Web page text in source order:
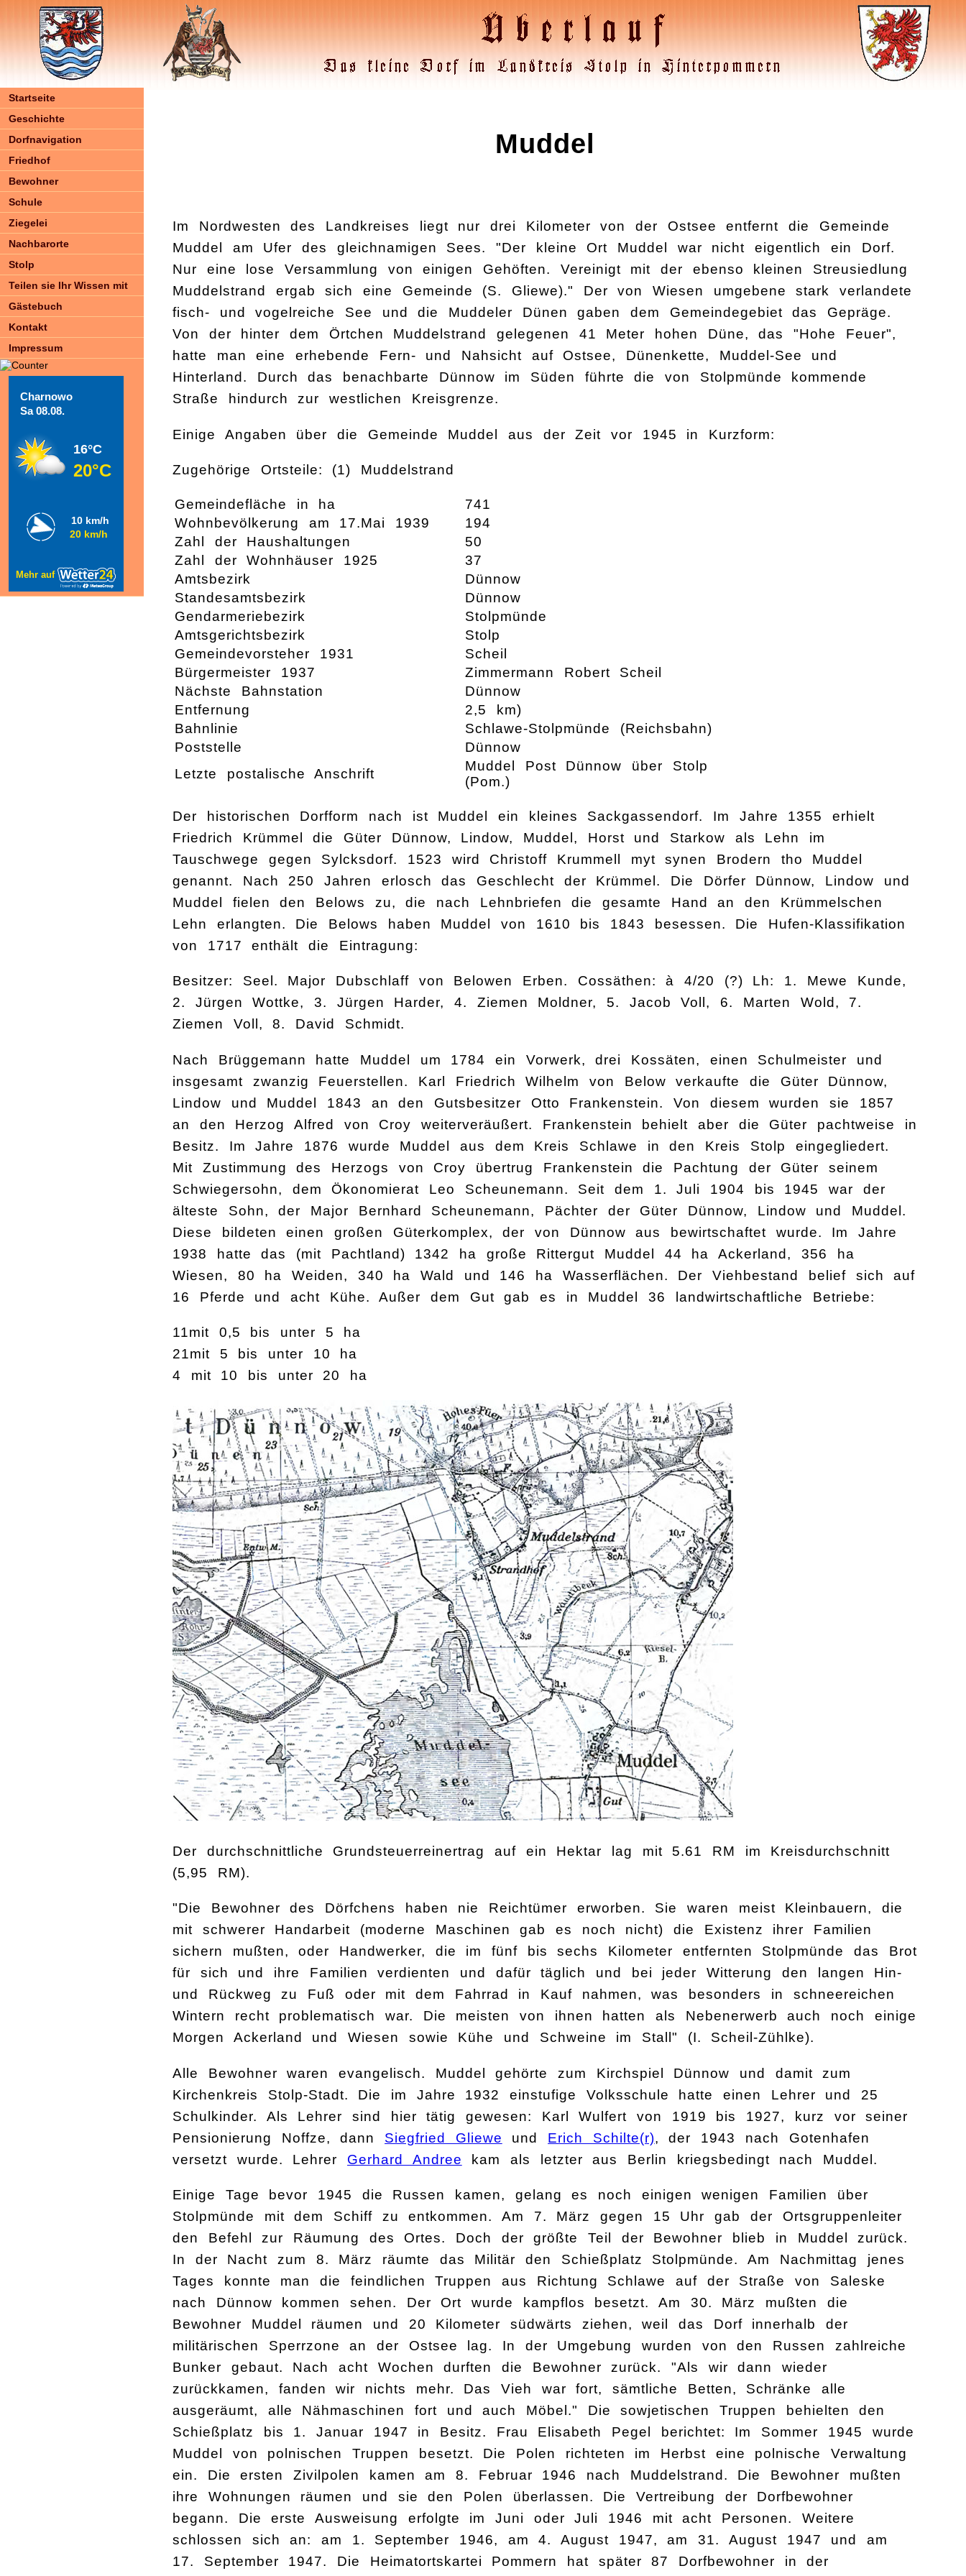
Startseite
Geschichte
Dorfnavigation
Friedhof
Bewohner
Schule
Ziegelei
Nachbarorte
Stolp
Teilen sie Ihr Wissen mit
Gästebuch
Kontakt
Impressum
Charnowo
Sa 08.08.
16°C
20°C
Mehr auf
10 km/h
20 km/h
Muddel
Im Nordwesten des Landkreises liegt nur drei Kilometer von der Ostsee entfernt die Gemeinde
Muddel am Ufer des gleichnamigen Sees. "Der kleine Ort Muddel war nicht eigentlich ein Dorf.
Nur eine lose Versammlung von einigen Gehöften. Vereinigt mit der ebenso kleinen Streusiedlung
Muddelstrand ergab sich eine Gemeinde (S. Gliewe)." Der von Wiesen umgebene stark verlandete
fisch- und vogelreiche See und die Muddeler Dünen gaben dem Gemeindegebiet das Gepräge.
Von der hinter dem Örtchen Muddelstrand gelegenen 41 Meter hohen Düne, das "Hohe Feuer",
hatte man eine erhebende Fern- und Nahsicht auf Ostsee, Dünenkette, Muddel-See und
Hinterland. Durch das benachbarte Dünnow im Süden führte die von Stolpmünde kommende
Straße hindurch zur westlichen Kreisgrenze.
Einige Angaben über die Gemeinde Muddel aus der Zeit vor 1945 in Kurzform:
Zugehörige Ortsteile: (1) Muddelstrand
Gemeindefläche in ha
741
Wohnbevölkerung am 17.Mai 1939
194
Zahl der Haushaltungen
50
Zahl der Wohnhäuser 1925
37
Amtsbezirk
Dünnow
Standesamtsbezirk
Dünnow
Gendarmeriebezirk
Stolpmünde
Amtsgerichtsbezirk
Stolp
Gemeindevorsteher 1931
Scheil
Bürgermeister 1937
Zimmermann Robert Scheil
Nächste Bahnstation
Dünnow
Entfernung
2,5 km)
Bahnlinie
Schlawe-Stolpmünde (Reichsbahn)
Poststelle
Dünnow
Letzte postalische Anschrift
Muddel Post Dünnow über Stolp
(Pom.)
Der historischen Dorfform nach ist Muddel ein kleines Sackgassendorf. Im Jahre 1355 erhielt
Friedrich Krümmel die Güter Dünnow, Lindow, Muddel, Horst und Starkow als Lehn im
Tauschwege gegen Sylcksdorf. 1523 wird Christoff Krummell myt synen Brodern tho Muddel
genannt. Nach 250 Jahren erlosch das Geschlecht der Krümmel. Die Dörfer Dünnow, Lindow und
Muddel fielen den Belows zu, die nach Lehnbriefen die gesamte Hand an den Krümmelschen
Lehn erlangten. Die Belows haben Muddel von 1610 bis 1843 besessen. Die Hufen-Klassifikation
von 1717 enthält die Eintragung:
Besitzer: Seel. Major Dubschlaff von Belowen Erben. Cossäthen: à 4/20 (?) Lh: 1. Mewe Kunde,
2. Jürgen Wottke, 3. Jürgen Harder, 4. Ziemen Moldner, 5. Jacob Voll, 6. Marten Wold, 7.
Ziemen Voll, 8. David Schmidt.
Nach Brüggemann hatte Muddel um 1784 ein Vorwerk, drei Kossäten, einen Schulmeister und
insgesamt zwanzig Feuerstellen. Karl Friedrich Wilhelm von Below verkaufte die Güter Dünnow,
Lindow und Muddel 1843 an den Gutsbesitzer Otto Frankenstein. Von diesem wurden sie 1857
an den Herzog Alfred von Croy weiterveräußert. Frankenstein behielt aber die Güter pachtweise in
Besitz. Im Jahre 1876 wurde Muddel aus dem Kreis Schlawe in den Kreis Stolp eingegliedert.
Mit Zustimmung des Herzogs von Croy übertrug Frankenstein die Pachtung der Güter seinem
Schwiegersohn, dem Ökonomierat Leo Scheunemann. Seit dem 1. Juli 1904 bis 1945 war der
älteste Sohn, der Major Bernhard Scheunemann, Pächter der Güter Dünnow, Lindow und Muddel.
Diese bildeten einen großen Güterkomplex, der von Dünnow aus bewirtschaftet wurde. Im Jahre
1938 hatte das (mit Pachtland) 1342 ha große Rittergut Muddel 44 ha Ackerland, 356 ha
Wiesen, 80 ha Weiden, 340 ha Wald und 146 ha Wasserflächen. Der Viehbestand belief sich auf
16 Pferde und acht Kühe. Außer dem Gut gab es in Muddel 36 landwirtschaftliche Betriebe:
11mit 0,5 bis unter 5 ha
21mit 5 bis unter 10 ha
4 mit 10 bis unter 20 ha
Der durchschnittliche Grundsteuerreinertrag auf ein Hektar lag mit 5.61 RM im Kreisdurchschnitt
(5,95 RM).
"Die Bewohner des Dörfchens haben nie Reichtümer erworben. Sie waren meist Kleinbauern, die
mit schwerer Handarbeit (moderne Maschinen gab es noch nicht) die Existenz ihrer Familien
sichern mußten, oder Handwerker, die im fünf bis sechs Kilometer entfernten Stolpmünde das Brot
für sich und ihre Familien verdienten und dafür täglich und bei jeder Witterung den langen Hin-
und Rückweg zu Fuß oder mit dem Fahrrad in Kauf nahmen, was besonders in schneereichen
Wintern recht problematisch war. Die meisten von ihnen hatten als Nebenerwerb auch noch einige
Morgen Ackerland und Wiesen sowie Kühe und Schweine im Stall" (I. Scheil-Zühlke).
Alle Bewohner waren evangelisch. Muddel gehörte zum Kirchspiel Dünnow und damit zum
Kirchenkreis Stolp-Stadt. Die im Jahre 1932 einstufige Volksschule hatte einen Lehrer und 25
Schulkinder. Als Lehrer sind hier tätig gewesen: Karl Wulfert von 1919 bis 1927, kurz vor seiner
Pensionierung Noffze, dann Siegfried Gliewe und Erich Schilte(r), der 1943 nach Gotenhafen
versetzt wurde. Lehrer Gerhard Andree kam als letzter aus Berlin kriegsbedingt nach Muddel.
Einige Tage bevor 1945 die Russen kamen, gelang es noch einigen wenigen Familien über
Stolpmünde mit dem Schiff zu entkommen. Am 7. März gegen 15 Uhr gab der Ortsgruppenleiter
den Befehl zur Räumung des Ortes. Doch der größte Teil der Bewohner blieb in Muddel zurück.
In der Nacht zum 8. März räumte das Militär den Schießplatz Stolpmünde. Am Nachmittag jenes
Tages konnte man die feindlichen Truppen aus Richtung Schlawe auf der Straße von Saleske
nach Dünnow kommen sehen. Der Ort wurde kampflos besetzt. Am 30. März mußten die
Bewohner Muddel räumen und 20 Kilometer südwärts ziehen, weil das Dorf innerhalb der
militärischen Sperrzone an der Ostsee lag. In der Umgebung wurden von den Russen zahlreiche
Bunker gebaut. Nach acht Wochen durften die Bewohner zurück. "Als wir dann wieder
zurückkamen, fanden wir nichts mehr. Das Vieh war fort, sämtliche Betten, Schränke alle
ausgeräumt, alle Nähmaschinen fort und auch Möbel." Die sowjetischen Truppen behielten den
Schießplatz bis 1. Januar 1947 in Besitz. Frau Elisabeth Pegel berichtet: Im Sommer 1945 wurde
Muddel von polnischen Truppen besetzt. Die Polen richteten im Herbst eine polnische Verwaltung
ein. Die ersten Zivilpolen kamen am 8. Februar 1946 nach Muddelstrand. Die Bewohner mußten
ihre Wohnungen räumen und sie den Polen überlassen. Die Vertreibung der Dorfbewohner
begann. Die erste Ausweisung erfolgte im Juni oder Juli 1946 mit acht Personen. Weitere
schlossen sich an: am 1. September 1946, am 4. August 1947, am 31. August 1947 und am
17. September 1947. Die Heimatortskartei Pommern hat später 87 Dorfbewohner in der